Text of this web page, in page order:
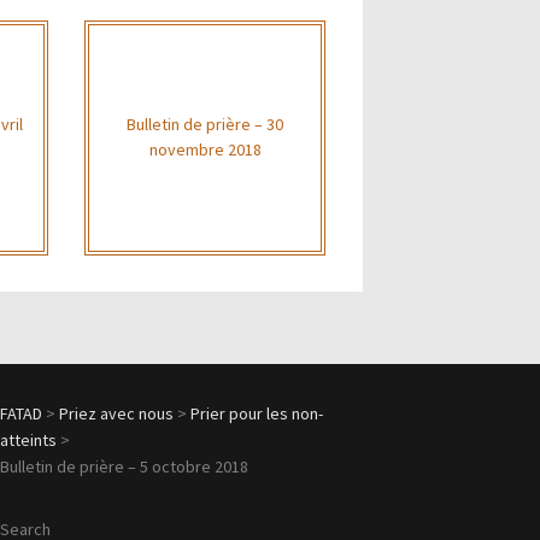
Bulletin de prière – 30
novembre 2018
FATAD >Priez avec nous >Prier pour les non-
atteints >
Bulletin de prière – 5 octobre 2018
Search